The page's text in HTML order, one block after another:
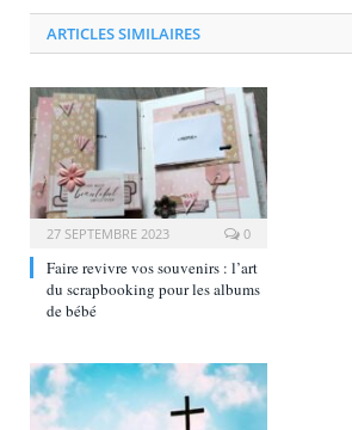
ARTICLES SIMILAIRES
27 SEPTEMBRE 2023 0
Faire revivre vos souvenirs : l’art
du scrapbooking pour les albums
de bébé